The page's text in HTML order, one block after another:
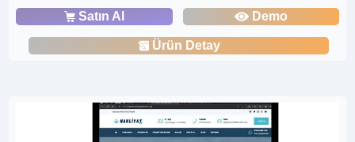
Satın Al Demo
Ürün Detay